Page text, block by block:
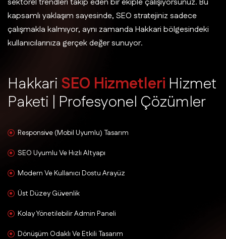
kapsamlı yaklaşım sayesinde, SEO stratejiniz sadece
çalışmakla kalmıyor, aynı zamanda Hakkari bölgesindeki
kullanıcılarınıza gerçek değer sunuyor.
Hakkari SEO Hizmetleri Hizmet
Paketi | Profesyonel Çözümler
Responsive (Mobil Uyumlu) Tasarım
SEO Uyumlu Ve Hızlı Altyapı
Modern Ve Kullanıcı Dostu Arayüz
Üst Düzey Güvenlik
Kolay Yönetilebilir Admin Paneli
Dönüşüm Odaklı Ve Etkili Tasarım